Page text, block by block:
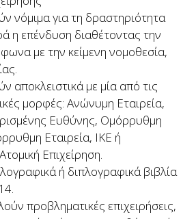
νόμιμα για τη δραστηριότητα
η επένδυση διαθέτοντας την
με την κείμενη νομοθεσία,
αποκλειστικά με μία από τις
μορφές: Ανώνυμη Εταιρεία,
Ευθύνης, Ομόρρυθμη
Εταιρεία, ΙΚΕ ή
Επιχείρηση.
ή διπλογραφικά βιβλία
προβληματικές επιχειρήσεις,